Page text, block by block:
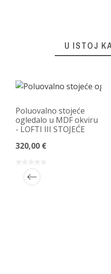
U ISTOJ
Poluovalno stojeće
ogledalo u MDF okviru
- LOFTI III STOJEĆE
320,00 €